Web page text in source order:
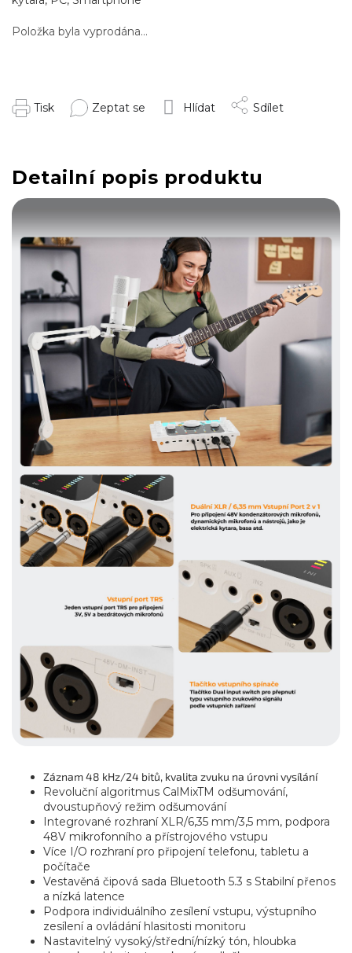
Položka byla vyprodána…
Tisk Zeptat se Hlídat Sdílet
Detailní popis produktu
Záznam 48 kHz/24 bitů, kvalita zvuku na úrovni vysílání
Revoluční algoritmus CalMixTM odšumování,
dvoustupňový režim odšumování
Integrované rozhraní XLR/6,35 mm/3,5 mm, podpora
48V mikrofonního a přístrojového vstupu
Více I/O rozhraní pro připojení telefonu, tabletu a
počítače
Vestavěná čipová sada Bluetooth 5.3 s Stabilní přenos
a nízká latence
Podpora individuálního zesílení vstupu, výstupního
zesílení a ovládání hlasitosti monitoru
Nastavitelný vysoký/střední/nízký tón, hloubka